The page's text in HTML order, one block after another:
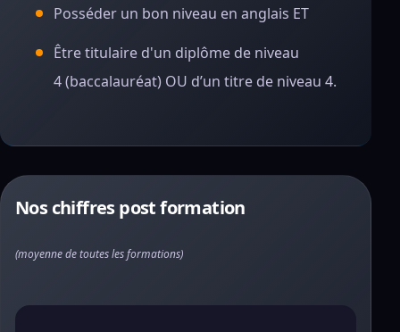
Posséder un bon niveau en anglais ET
Être titulaire d'un diplôme de niveau
4 (baccalauréat) OU d’un titre de niveau 4.
Nos chiffres post formation
(moyenne de toutes les formations)